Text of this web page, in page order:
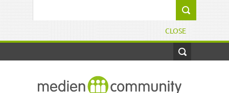
CLOSE